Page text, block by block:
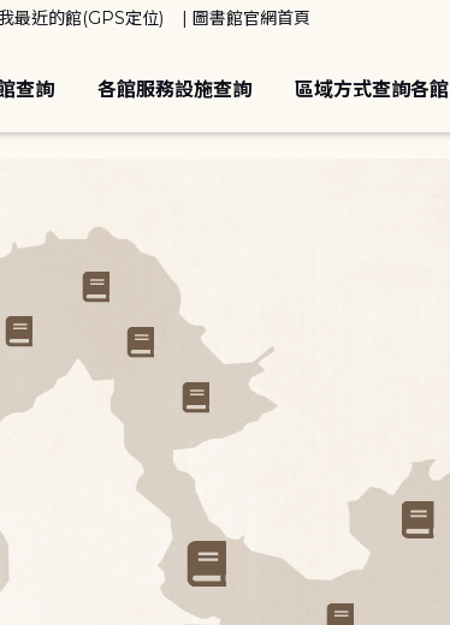
最近的館(GPS定位) 圖書館官網首頁
查詢 各館服務設施查詢 區域方式查詢各館